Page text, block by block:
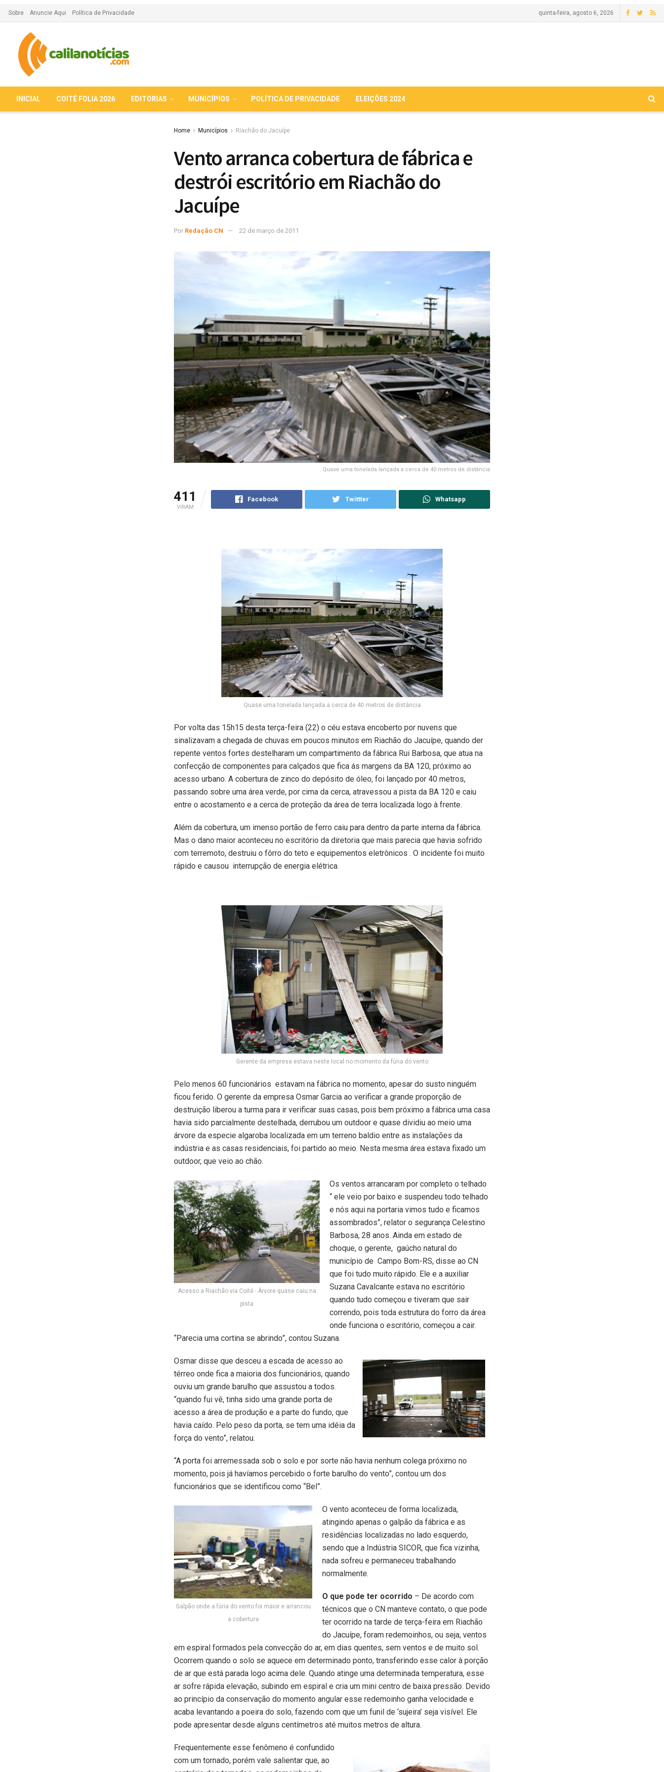
Sobre Anuncie Aqui Política de Privacidade quinta-feira, agosto 6, 2026
INICIAL COITÉ FOLIA 2026 EDITORIAS MUNICÍPIOS POLÍTICA DE PRIVACIDADE ELEIÇÕES 2024
Home Municípios Riachão do Jacuípe
Vento arranca cobertura de fábrica e
destrói escritório em Riachão do
Jacuípe
Por Redação CN 22 de março de 2011
Quase uma tonelada lançada a cerca de 40 metros de distância
411
VIRAM
Facebook Twittter Whatsapp
Quase uma tonelada lançada a cerca de 40 metros de distância
Por volta das 15h15 desta terça-feira (22) o céu estava encoberto por nuvens que
sinalizavam a chegada de chuvas em poucos minutos em Riachão do Jacuípe, quando der
repente ventos fortes destelharam um compartimento da fábrica Rui Barbosa, que atua na
confecção de componentes para calçados que fica ás margens da BA 120, próximo ao
acesso urbano. A cobertura de zinco do depósito de óleo, foi lançado por 40 metros,
passando sobre uma área verde, por cima da cerca, atravessou a pista da BA 120 e caiu
entre o acostamento e a cerca de proteção da área de terra localizada logo à frente.
Além da cobertura, um imenso portão de ferro caiu para dentro da parte interna da fábrica.
Mas o dano maior aconteceu no escritório da diretoria que mais parecia que havia sofrido
com terremoto, destruiu o fôrro do teto e equipementos eletrônicos . O incidente foi muito
rápido e causou interrupção de energia elétrica.
Gerente da empresa estava neste local no momento da fúria do vento
Pelo menos 60 funcionários estavam na fábrica no momento, apesar do susto ninguém
ficou ferido. O gerente da empresa Osmar Garcia ao verificar a grande proporção de
destruição liberou a turma para ir verificar suas casas, pois bem próximo a fábrica uma casa
havia sido parcialmente destelhada, derrubou um outdoor e quase dividiu ao meio uma
árvore da especie algaroba localizada em um terreno baldio entre as instalações da
indústria e as casas residenciais, foi partido ao meio. Nesta mesma área estava fixado um
outdoor, que veio ao chão.
Acesso a Riachão via Coité - Árvore quase caiu na
pista
Os ventos arrancaram por completo o telhado
“ ele veio por baixo e suspendeu todo telhado
e nós aqui na portaria vimos tudo e ficamos
assombrados”, relator o segurança Celestino
Barbosa, 28 anos. Ainda em estado de
choque, o gerente, gaúcho natural do
município de Campo Bom-RS, disse ao CN
que foi tudo muito rápido. Ele e a auxiliar
Suzana Cavalcante estava no escritório
quando tudo começou e tiveram que sair
correndo, pois toda estrutura do forro da área
onde funciona o escritório, começou a cair.
“Parecia uma cortina se abrindo”, contou Suzana.
Osmar disse que desceu a escada de acesso ao
térreo onde fica a maioria dos funcionários, quando
ouviu um grande barulho que assustou a todos.
“quando fui vê, tinha sido uma grande porta de
acesso a área de produção e a parte do fundo, que
havia caído. Pelo peso da porta, se tem uma idéia da
força do vento”, relatou.
“A porta foi arremessada sob o solo e por sorte não havia nenhum colega próximo no
momento, pois já havíamos percebido o forte barulho do vento”, contou um dos
funcionários que se identificou como “Bel”.
Galpão onde a fúria do vento foi maior e arrancou
a cobertura
O vento aconteceu de forma localizada,
atingindo apenas o galpão da fábrica e as
residências localizadas no lado esquerdo,
sendo que a Indústria SICOR, que fica vizinha,
nada sofreu e permaneceu trabalhando
normalmente.
O que pode ter ocorrido – De acordo com
técnicos que o CN manteve contato, o que pode
ter ocorrido na tarde de terça-feira em Riachão
do Jacuípe, foram redemoinhos, ou seja, ventos
em espiral formados pela convecção do ar, em dias quentes, sem ventos e de muito sol.
Ocorrem quando o solo se aquece em determinado ponto, transferindo esse calor à porção
de ar que está parada logo acima dele. Quando atinge uma determinada temperatura, esse
ar sofre rápida elevação, subindo em espiral e cria um mini centro de baixa pressão. Devido
ao princípio da conservação do momento angular esse redemoinho ganha velocidade e
acaba levantando a poeira do solo, fazendo com que um funil de ‘sujeira’ seja visível. Ele
pode apresentar desde alguns centímetros até muitos metros de altura.
Frequentemente esse fenômeno é confundido
com um tornado, porém vale salientar que, ao